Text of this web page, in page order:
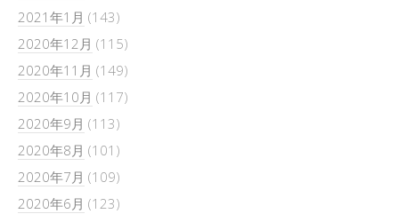
2021年1月 (143)
2020年12月 (115)
2020年11月 (149)
2020年10月 (117)
2020年9月 (113)
2020年8月 (101)
2020年7月 (109)
2020年6月 (123)